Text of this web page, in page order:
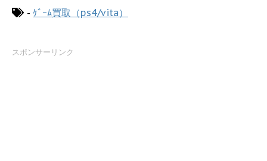
- ｹﾞｰﾑ買取（ps4/vita）
スポンサーリンク